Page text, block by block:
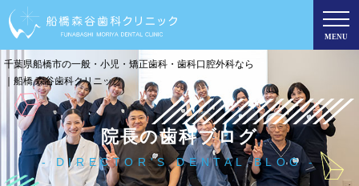
MENU
千葉県船橋市の一般・小児・矯正歯科・歯科口腔外科なら
｜船橋 森谷歯科クリニック
院長の歯科ブログ
DIRECTOR'S DENTAL BLOG